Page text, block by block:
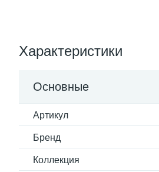
Характеристики
Основные
Артикул
Бренд
Коллекция